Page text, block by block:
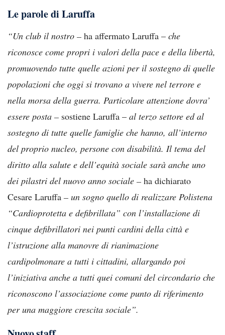
Le parole di Laruffa
“Un club il nostro – ha affermato Laruffa – che
riconosce come propri i valori della pace e della libertà,
promuovendo tutte quelle azioni per il sostegno di quelle
popolazioni che oggi si trovano a vivere nel terrore e
nella morsa della guerra. Particolare attenzione dovra’
essere posta – sostiene Laruffa – al terzo settore ed al
sostegno di tutte quelle famiglie che hanno, all’interno
del proprio nucleo, persone con disabilità. Il tema del
diritto alla salute e dell’equità sociale sarà anche uno
dei pilastri del nuovo anno sociale – ha dichiarato
Cesare Laruffa – un sogno quello di realizzare Polistena
“Cardioprotetta e defibrillata” con l’installazione di
cinque defibrillatori nei punti cardini della città e
l’istruzione alla manovre di rianimazione
cardipolmonare a tutti i cittadini, allargando poi
l’iniziativa anche a tutti quei comuni del circondario che
riconoscono l’associazione come punto di riferimento
per una maggiore crescita sociale”.